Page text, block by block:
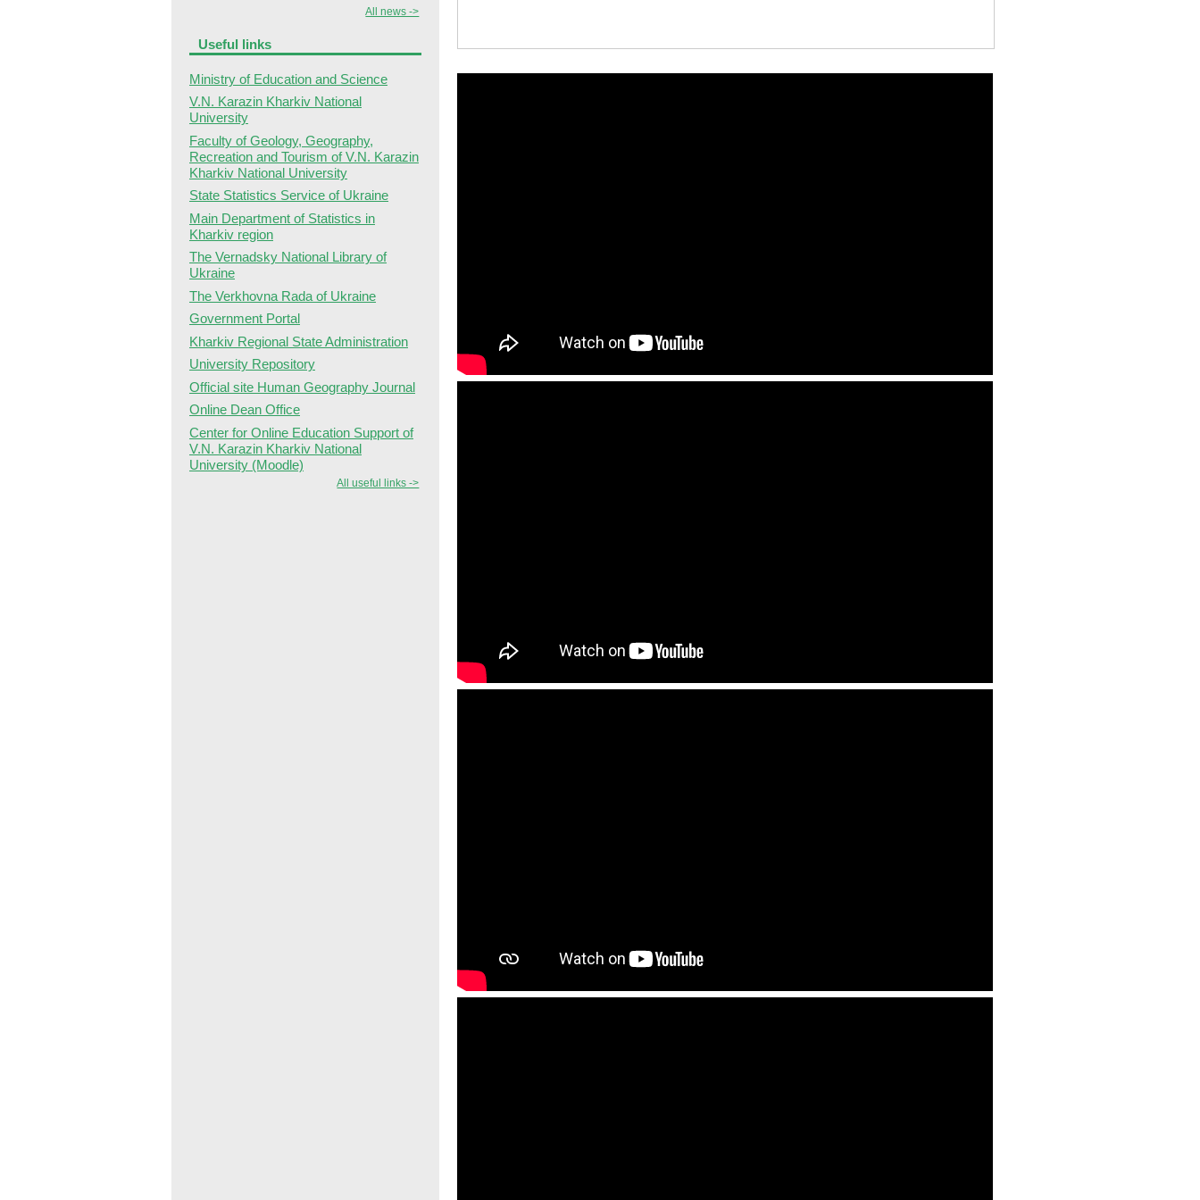
All news ->
Useful links
Ministry of Education and Science
V.N. Karazin Kharkiv National
University
Faculty of Geology, Geography,
Recreation and Tourism of V.N. Karazin
Kharkiv National University
State Statistics Service of Ukraine
Main Department of Statistics in
Kharkiv region
The Vernadsky National Library of
Ukraine
The Verkhovna Rada of Ukraine
Government Portal
Kharkiv Regional State Administration
University Repository
Official site Human Geography Journal
Online Dean Office
Center for Online Education Support of
V.N. Karazin Kharkiv National
University (Moodle)
All useful links ->